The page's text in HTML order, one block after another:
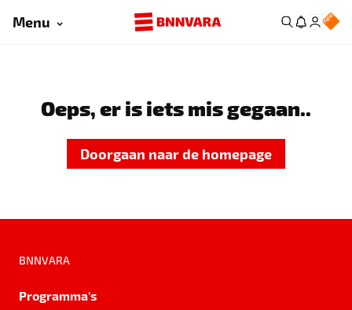
Menu
Oeps, er is iets mis gegaan..
Doorgaan naar de homepage
BNNVARA
Programma's